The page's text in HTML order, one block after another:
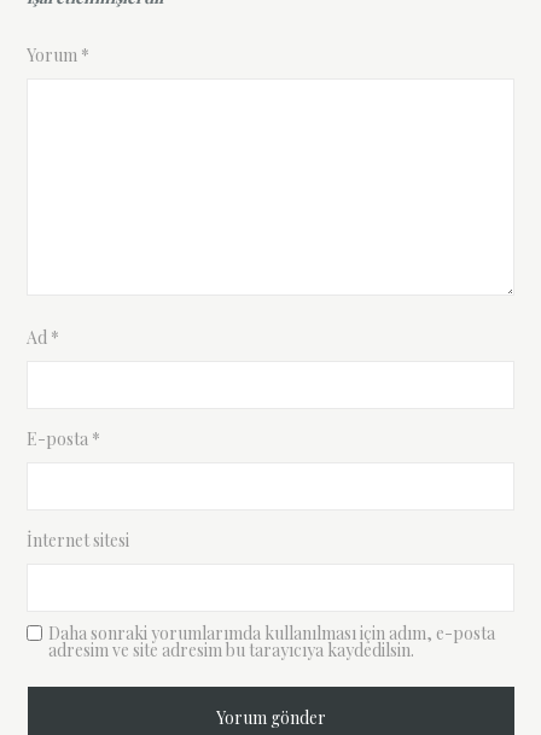
Yorum *
Ad *
E-posta *
İnternet sitesi
Daha sonraki yorumlarımda kullanılması için adım, e-posta
adresim ve site adresim bu tarayıcıya kaydedilsin.